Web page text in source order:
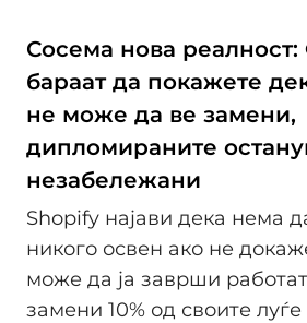
Сосема нова
бараат да покажете
не може да ве замени,
дипломираните
незабележани
Shopify најави дека нема
никого освен ако не
може да ја заврши
замени 10% од своите